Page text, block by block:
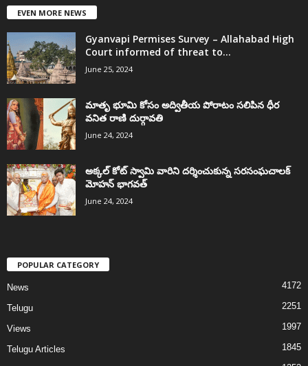
EVEN MORE NEWS
Gyanvapi Permises Survey – Allahabad High
Court informed of threat to...
June 25, 2024
మాతృ భూమి కోసం అద్వితీయ పోరాటం సలిపిన ధీర
వనిత రాణి దుర్గావతి
June 24, 2024
అక్కల్‌ కోట్‌ స్వామి వారిని దర్శించుకున్న సరసంఘచాలక్
మోహన్ భాగవత్
June 24, 2024
POPULAR CATEGORY
News 4172
Telugu 2251
Views 1997
Telugu Articles 1845